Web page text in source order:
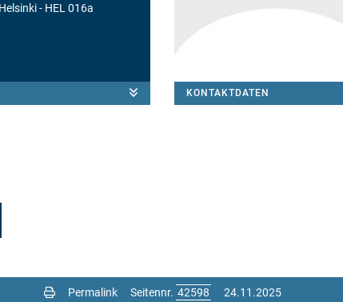
- HEL 016a
KONTAKTDATEN
Permalink Seitennr. 24.11.2025